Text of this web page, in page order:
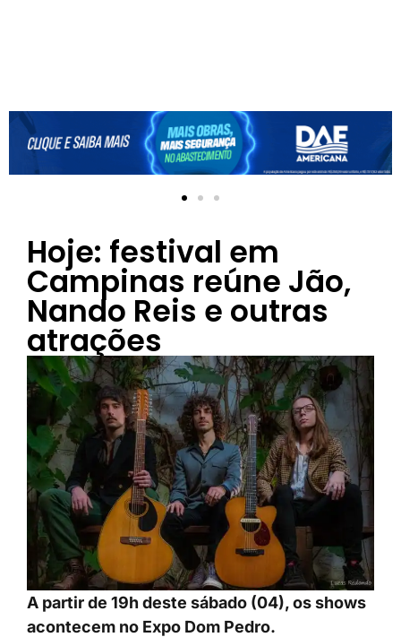
Hoje: festival em
Campinas reúne Jão,
Nando Reis e outras
atrações
A partir de 19h deste sábado (04), os shows
acontecem no Expo Dom Pedro.